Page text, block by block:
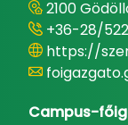
2100
+36-28/
https://
Campus-